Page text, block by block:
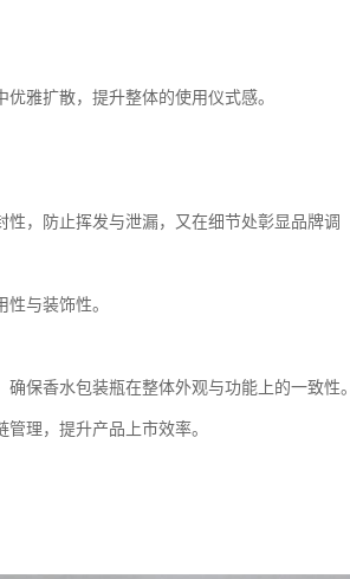
雅扩散，提升整体的使用仪式感。
，防止挥发与泄漏，又在细节处彰显品牌调
与装饰性。
保香水包装瓶在整体外观与功能上的一致性。
理，提升产品上市效率。